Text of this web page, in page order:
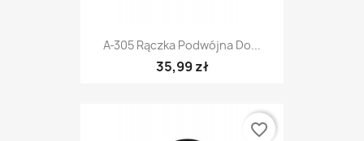
A-305 Rączka Podwójna Do...
35,99 zł
favorite_border